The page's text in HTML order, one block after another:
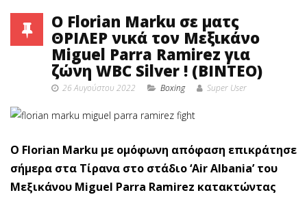
Ο Florian Marku σε ματς
ΘΡΙΛΕΡ νικά τον Μεξικάνο
Miguel Parra Ramirez για
ζώνη WBC Silver ! (BINTEO)
26 Αυγούστου 2022 Boxing Super User
Ο Florian Marku με ομόφωνη απόφαση επικράτησε
σήμερα στα Τίρανα στο στάδιο ‘Air Albania’ του
Μεξικάνου Miguel Parra Ramirez κατακτώντας